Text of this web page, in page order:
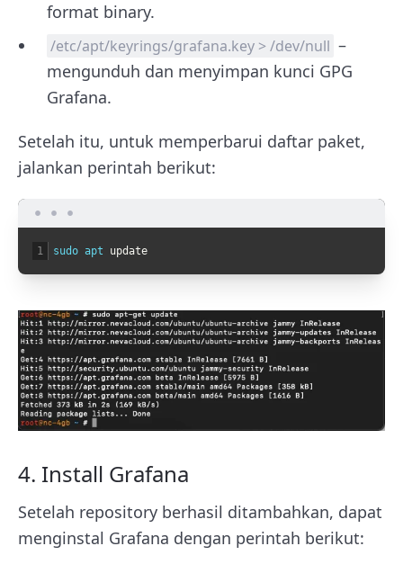
format binary.
/etc/apt/keyrings/grafana.key > /dev/null –
mengunduh dan menyimpan kunci GPG
Grafana.
Setelah itu, untuk memperbarui daftar paket,
jalankan perintah berikut:
1 sudo apt update
4. Install Grafana
Setelah repository berhasil ditambahkan, dapat
menginstal Grafana dengan perintah berikut: